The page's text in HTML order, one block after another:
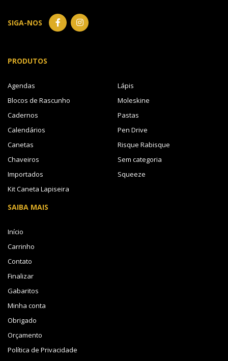
SIGA-NOS
PRODUTOS
Agendas
Blocos de Rascunho
Cadernos
Calendários
Canetas
Chaveiros
Importados
Kit Caneta Lapiseira
Lápis
Moleskine
Pastas
Pen Drive
Risque Rabisque
Sem categoria
Squeeze
SAIBA MAIS
Início
Carrinho
Contato
Finalizar
Gabaritos
Minha conta
Obrigado
Orçamento
Política de Privacidade